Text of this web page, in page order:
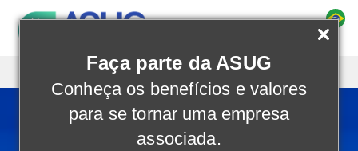
Faça parte da ASUG
Conheça os benefícios e valores
para se tornar uma empresa
associada.